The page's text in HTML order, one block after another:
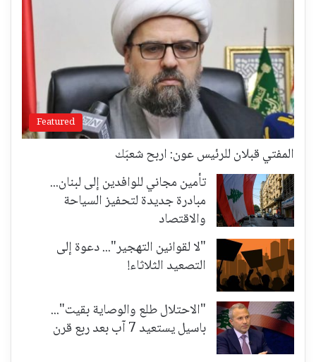
Featured
المفتي قبلان للرئيس عون: اربح شعبَك
تأمين مجاني للوافدين إلى لبنان...
مبادرة جديدة لتحفيز السياحة
والاقتصاد
"لا لقوانين التهجير"... دعوة إلى
التصعيد الثلاثاء!
"الاحتلال طلع والوصاية بقيت"...
باسيل يستعيد 7 آب بعد ربع قرن